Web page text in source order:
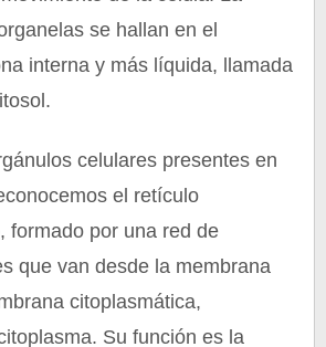
se hallan en el
interna y más líquida, llamada
celulares presentes en
el retículo
formado por una red de
que van desde la membrana
citoplasmática,
Su función es la